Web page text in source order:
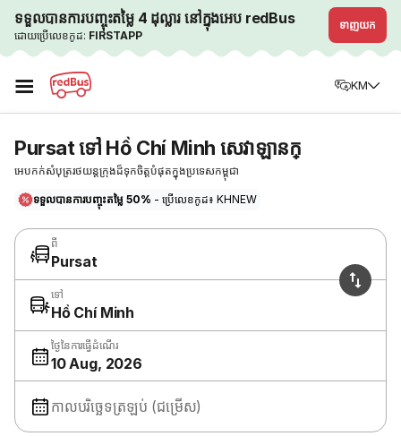
ទទួលបានការបញ្ចុះតម្លៃ 4 ដុល្លារ នៅក្នុងអេប redBus
ដោយប្រើលេខកូដ: FIRSTAPP
ទាញយក
☰ KM
Pursat ទៅ Hồ Chí Minh សេវាឡានក្
អេបកក់សំបុត្ររថយន្តក្រុងដ៏ទុកចិត្តបំផុតក្នុងប្រទេសកម្ពុជា
ទទួលបានការបញ្ចុះតម្លៃ 50% - ប្រើលេខកូដ៖ KHNEW
ពី
Pursat
ទៅ
Hồ Chí Minh
ថ្ងៃនៃការធ្វើដំណើរ
10 Aug, 2026
កាលបរិច្ឆេទត្រឡប់ (ជម្រើស)